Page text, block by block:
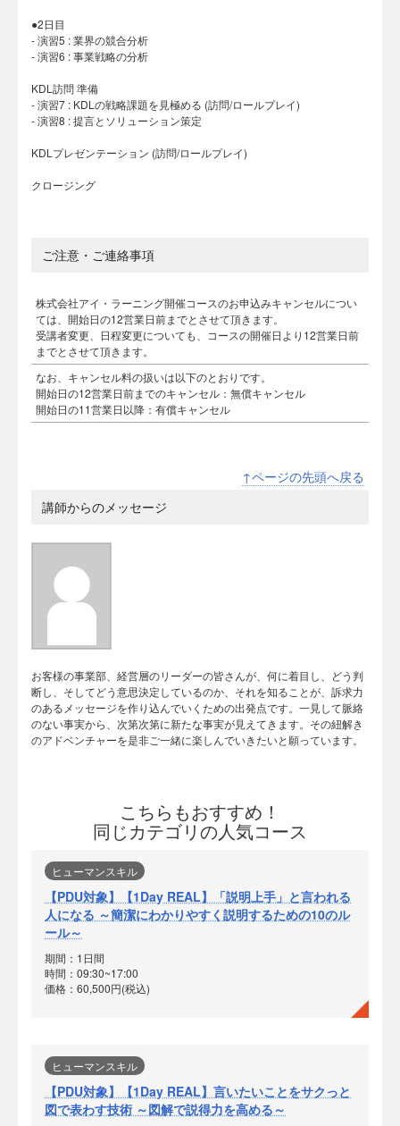
●2日目
- 演習5 : 業界の競合分析
- 演習6 : 事業戦略の分析
KDL訪問 準備
- 演習7 : KDLの戦略課題を見極める (訪問/ロールプレイ)
- 演習8 : 提言とソリューション策定
KDLプレゼンテーション (訪問/ロールプレイ)
クロージング
ご注意・ご連絡事項
株式会社アイ・ラーニング開催コースのお申込みキャンセルについ
ては、開始日の12営業日前までとさせて頂きます。
受講者変更、日程変更についても、コースの開催日より12営業日前
までとさせて頂きます。
なお、キャンセル料の扱いは以下のとおりです。
開始日の12営業日前までのキャンセル：無償キャンセル
開始日の11営業日以降：有償キャンセル
↑ページの先頭へ戻る
講師からのメッセージ
お客様の事業部、経営層のリーダーの皆さんが、何に着目し、どう判
断し、そしてどう意思決定しているのか、それを知ることが、訴求力
のあるメッセージを作り込んでいくための出発点です。一見して脈絡
のない事実から、次第次第に新たな事実が見えてきます。その紐解き
のアドベンチャーを是非ご一緒に楽しんでいきたいと願っています。
こちらもおすすめ！
同じカテゴリの人気コース
ヒューマンスキル
【PDU対象】【1Day REAL】「説明上手」と言われる
人になる ～簡潔にわかりやすく説明するための10のル
ール～
期間：1日間
時間：09:30~17:00
価格：60,500円(税込)
ヒューマンスキル
【PDU対象】【1Day REAL】言いたいことをサクっと
図で表わす技術 ～図解で説得力を高める～